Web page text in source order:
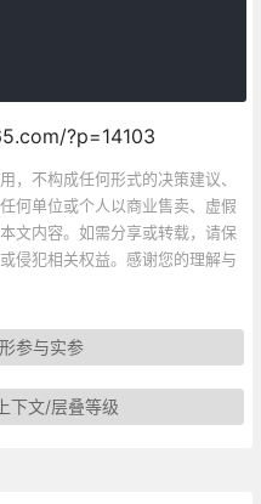
?p=14103
，不构成任何形式的决策建议、
何单位或个人以商业售卖、虚假
文内容。如需分享或转载，请保
侵犯相关权益。感谢您的理解与
参与实参
下文/层叠等级